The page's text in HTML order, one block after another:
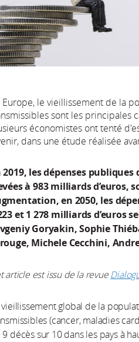
Europe, le vieillissement de la
sont les principales
économistes ont tenté
dans une étude réalisée
2019, les dépenses
à 983 milliards d’euros,
en 2050, les
et 1 278 milliards d’euros
Goryakin, Sophie
Michele Cecchini,
article est issu de la revue
vieillissement global de la
(cancer, maladies
9 décès sur 10 dans les pays à